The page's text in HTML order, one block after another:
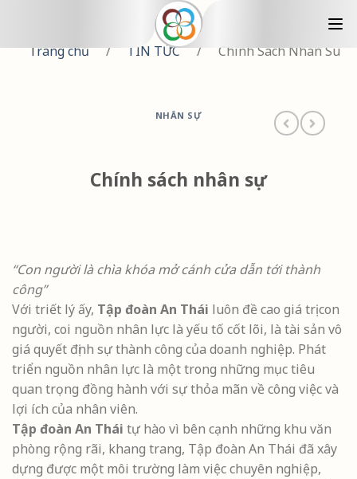
Trang chủ / TIN TỨC / Chinh Sach Nhan Su
NHÂN SỰ
Chính sách nhân sự
“Con người là chìa khóa mở cánh cửa dẫn tới thành
công”
Với triết lý ấy, Tập đoàn An Thái luôn đề cao giá trị con
người, coi nguồn nhân lực là yếu tố cốt lõi, là tài sản vô
giá quyết định sự thành công của doanh nghiệp. Phát
triển nguồn nhân lực là một trong những mục tiêu
quan trọng đồng hành với sự thỏa mãn về công việc và
lợi ích của nhân viên.
Tập đoàn An Thái tự hào vì bên cạnh những khu văn
phòng rộng rãi, khang trang, Tập đoàn An Thái đã xây
dựng được một môi trường làm việc chuyên nghiệp,